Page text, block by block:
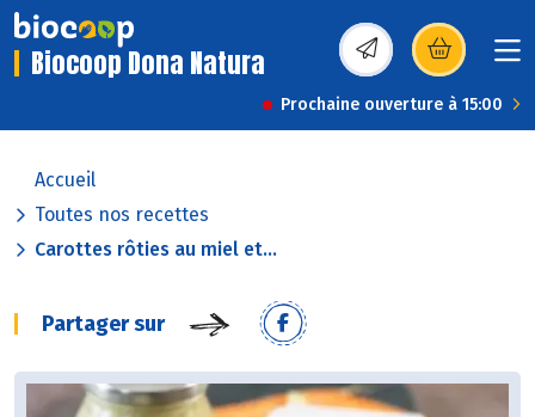
Biocoop Dona Natura (s’ouvre dans une
Prochaine ouverture à 15:00
Accueil
Toutes nos recettes
Carottes rôties au miel et...
Partager sur